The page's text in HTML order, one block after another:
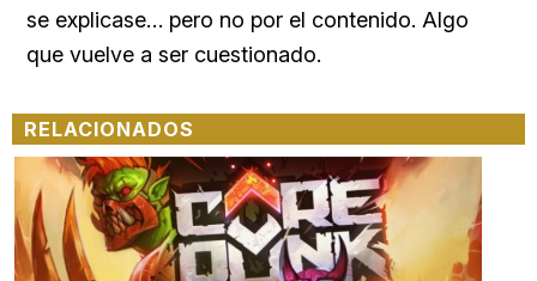
se explicase… pero no por el contenido. Algo
que vuelve a ser cuestionado.
RELACIONADOS